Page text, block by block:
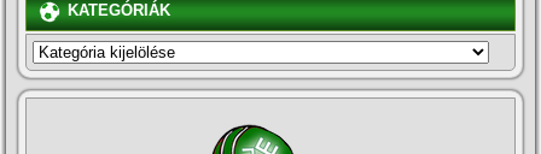
KATEGÓRIÁK
KATEGÓRIÁK